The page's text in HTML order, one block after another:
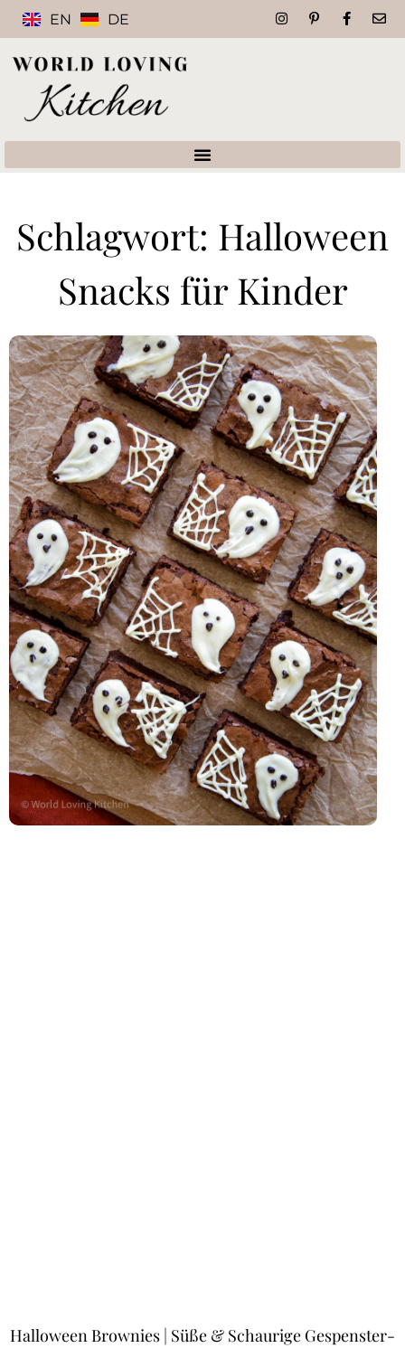
EN DE
Schlagwort: Halloween
Snacks für Kinder
Halloween Brownies | Süße & Schaurige Gespenster-